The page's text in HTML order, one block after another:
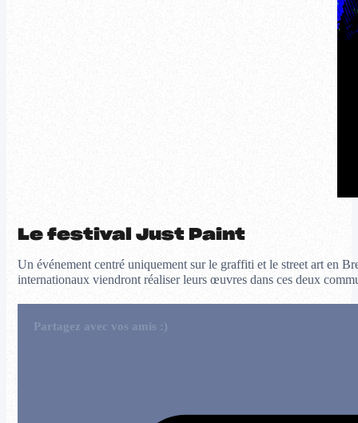
Le festival Just Paint
Un événement centré uniquement sur le graffiti et le street art en
internationaux viendront réaliser leurs œuvres dans ces deux
Partagez avec vos amis :)